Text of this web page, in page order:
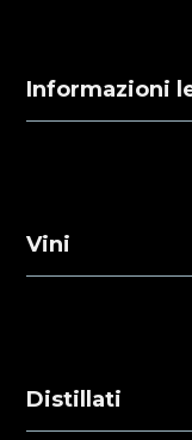
Informazioni
Vini
Distillati